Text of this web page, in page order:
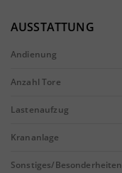
AUSSTATTUNG
Andienung
Anzahl Tore
Lastenaufzug
Krananlage
Sonstiges/Besonderheiten